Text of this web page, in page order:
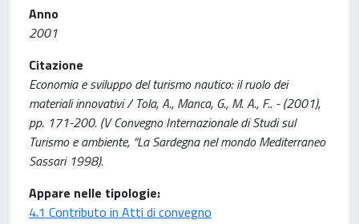
Anno
2001
Citazione
Economia e sviluppo del turismo nautico: il ruolo dei
materiali innovativi / Tola, A., Manca, G., M. A., F.. - (2001),
pp. 171-200. (V Convegno Internazionale di Studi sul
Turismo e ambiente, “La Sardegna nel mondo Mediterraneo
Sassari 1998).
Appare nelle tipologie:
4.1 Contributo in Atti di convegno